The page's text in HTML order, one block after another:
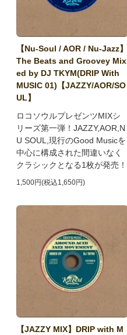
【Nu-Soul / AOR / Nu-Jazz】
The Beats and Groovey Mix
ed by DJ TKYM(DRIP With
MUSIC 01)【JAZZY/AOR/SO
UL】
ロコソウルプレゼンツMIXシ
リーズ第一弾！JAZZY,AOR,N
U SOUL,現行のGood Musicを
中心に構成された間違いなく
クラシックとなる1枚が発売！
1,500円(税込1,650円)
【JAZZY MIX】DRIP with M